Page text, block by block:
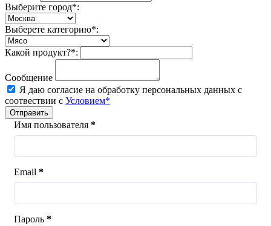
Выберите город*:
Выберете категорию*:
Какой продукт?*:
Сообщение
Я даю согласие на обработку персональных данных с
соотвествии с Условием*
Отправить
Имя пользователя *
Email *
Пароль *